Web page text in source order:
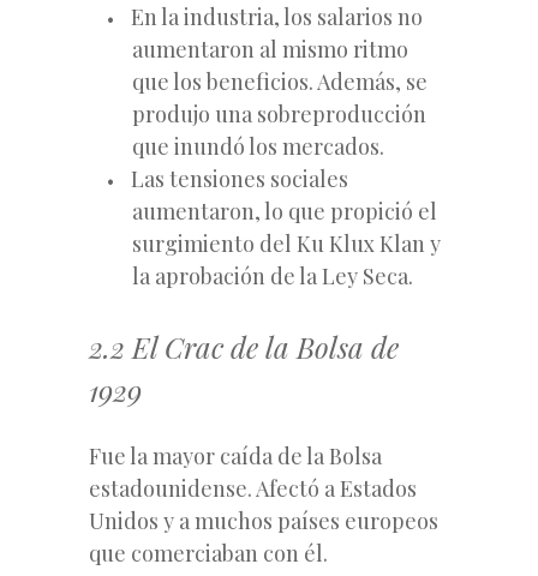
En la industria, los salarios no
aumentaron al mismo ritmo
que los beneficios. Además, se
produjo una sobreproducción
que inundó los mercados.
Las tensiones sociales
aumentaron, lo que propició el
surgimiento del Ku Klux Klan y
la aprobación de la Ley Seca.
2.2 El Crac de la Bolsa de
1929
Fue la mayor caída de la Bolsa
estadounidense. Afectó a Estados
Unidos y a muchos países europeos
que comerciaban con él.